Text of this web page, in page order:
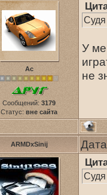
Ас
Сообщений: 3179
Статус: вне сайта
Судя
У
не
ARMDxSinij
Судя